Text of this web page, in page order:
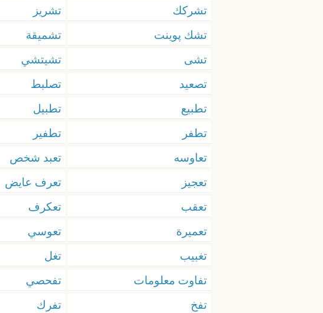
تشركك
تشريز
تشك پوينت
تشميقة
تشى
تشيتشي
تصعيد
تصلبط
تطبيع
تطبيل
تطفر
تطفير
تعاوسه
تعبد شخص
تعجيز
تعرف عايض
تعقب
تعكرف
تعميرة
تعوسي
تغبيب
تغل
تفاوت معلومات
تفحصي
تفخ
تفرك